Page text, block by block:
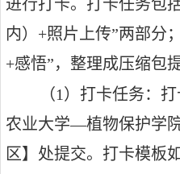
进行打卡。打卡任务包
内） +照片上传”两部分
+感悟”，整理成压缩包
（1） 打卡任务：
农业大学—植物保护学
区】处提交。打卡模板